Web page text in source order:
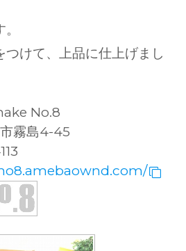
つけて、上品に仕上げまし
No.8
霧島4-45